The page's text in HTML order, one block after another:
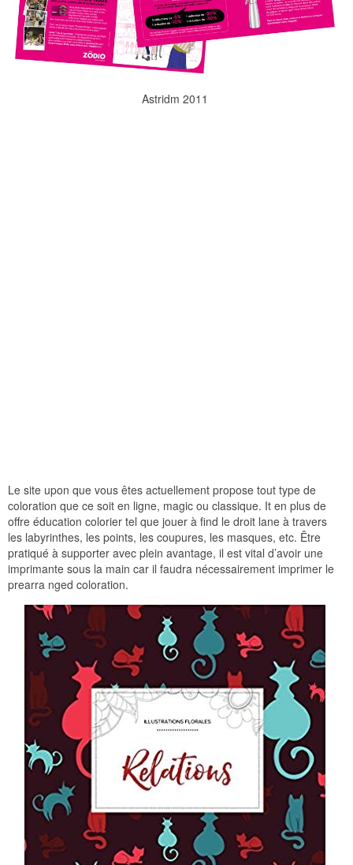
Astridm 2011
Le site upon que vous êtes actuellement propose tout type de
coloration que ce soit en ligne, magic ou classique. It en plus de
offre éducation colorier tel que jouer à find le droit lane à travers
les labyrinthes, les points, les coupures, les masques, etc. Être
pratiqué à supporter avec plein avantage, il est vital d’avoir une
imprimante sous la main car il faudra nécessairement imprimer le
prearra nged coloration.